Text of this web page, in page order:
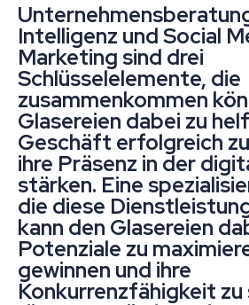
Intelligenz und Social
Marketing sind drei
Schlüsselelemente, die
zusammenkommen
Glasereien dabei zu
Geschäft erfolgreich
ihre Präsenz in der
stärken. Eine
die diese
kann den Glasereien
Potenziale zu
gewinnen und ihre
Konkurrenzfähigkeit zu